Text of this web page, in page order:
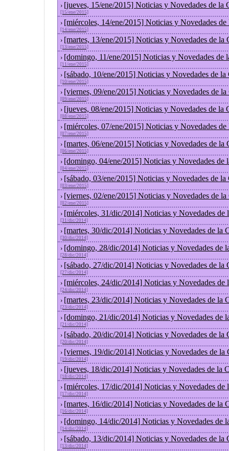
› [jueves, 15/ene/2015] Noticias y Novedades de la
[15/ene/2015]
› [miércoles, 14/ene/2015] Noticias y Novedades
[14/ene/2015]
› [martes, 13/ene/2015] Noticias y Novedades de la
[13/ene/2015]
› [domingo, 11/ene/2015] Noticias y Novedades de
[11/ene/2015]
› [sábado, 10/ene/2015] Noticias y Novedades de la
[10/ene/2015]
› [viernes, 09/ene/2015] Noticias y Novedades de
[09/ene/2015]
› [jueves, 08/ene/2015] Noticias y Novedades de la
[08/ene/2015]
› [miércoles, 07/ene/2015] Noticias y Novedades
[07/ene/2015]
› [martes, 06/ene/2015] Noticias y Novedades de la
[06/ene/2015]
› [domingo, 04/ene/2015] Noticias y Novedades de
[04/ene/2015]
› [sábado, 03/ene/2015] Noticias y Novedades de la
[03/ene/2015]
› [viernes, 02/ene/2015] Noticias y Novedades de
[02/ene/2015]
› [miércoles, 31/dic/2014] Noticias y Novedades de
[31/dic/2014]
› [martes, 30/dic/2014] Noticias y Novedades de la
[30/dic/2014]
› [domingo, 28/dic/2014] Noticias y Novedades de
[28/dic/2014]
› [sábado, 27/dic/2014] Noticias y Novedades de la
[27/dic/2014]
› [miércoles, 24/dic/2014] Noticias y Novedades de
[24/dic/2014]
› [martes, 23/dic/2014] Noticias y Novedades de la
[23/dic/2014]
› [domingo, 21/dic/2014] Noticias y Novedades de
[21/dic/2014]
› [sábado, 20/dic/2014] Noticias y Novedades de la
[20/dic/2014]
› [viernes, 19/dic/2014] Noticias y Novedades de la
[19/dic/2014]
› [jueves, 18/dic/2014] Noticias y Novedades de la
[18/dic/2014]
› [miércoles, 17/dic/2014] Noticias y Novedades de
[17/dic/2014]
› [martes, 16/dic/2014] Noticias y Novedades de la
[16/dic/2014]
› [domingo, 14/dic/2014] Noticias y Novedades de
[14/dic/2014]
› [sábado, 13/dic/2014] Noticias y Novedades de la
[13/dic/2014]